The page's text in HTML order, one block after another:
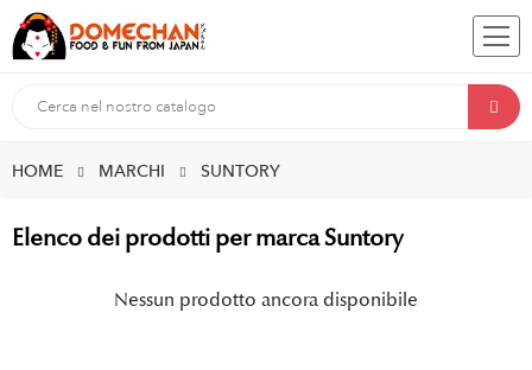
HOME MARCHI SUNTORY
Elenco dei prodotti per marca Suntory
Nessun prodotto ancora disponibile